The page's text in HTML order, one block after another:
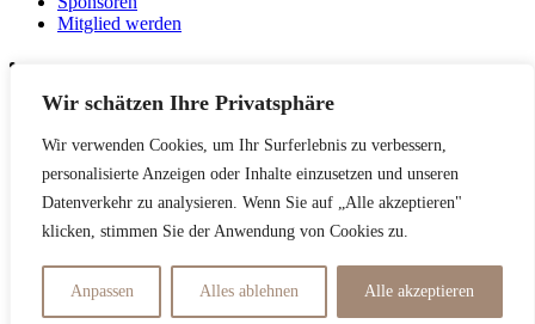
Wir schätzen Ihre Privatsphäre
Wir verwenden Cookies, um Ihr Surferlebnis zu verbessern,
personalisierte Anzeigen oder Inhalte einzusetzen und unseren
Datenverkehr zu analysieren. Wenn Sie auf „Alle akzeptieren"
klicken, stimmen Sie der Anwendung von Cookies zu.
Anpassen Alles ablehnen Alle akzeptieren
Mitglied werden
News
Netzwerk
Kontakt
Datenschutzerklärung
© Handshake 2025